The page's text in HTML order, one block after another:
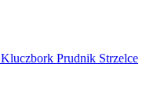
Kluczbork Prudnik Strzelce